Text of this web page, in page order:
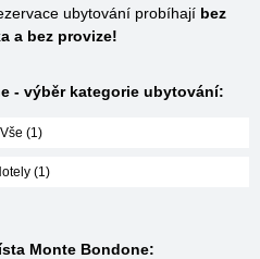
ubytování probíhají bez
a bez provize!
- výběr kategorie ubytování:
Vše (1)
(1)
Monte Bondone: